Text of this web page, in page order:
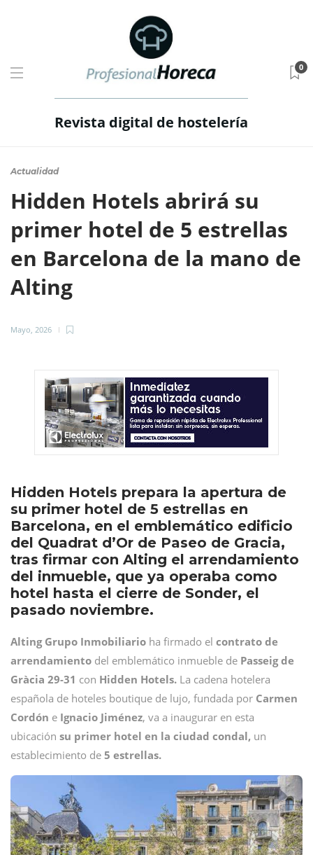
Revista digital de hostelería
0
Actualidad
Hidden Hotels abrirá su
primer hotel de 5 estrellas
en Barcelona de la mano de
Alting
Mayo, 2026
Hidden Hotels prepara la apertura de
su primer hotel de 5 estrellas en
Barcelona, en el emblemático edificio
del Quadrat d’Or de Paseo de Gracia,
tras firmar con Alting el arrendamiento
del inmueble, que ya operaba como
hotel hasta el cierre de Sonder, el
pasado noviembre.
Alting Grupo Inmobiliario ha firmado el contrato de
arrendamiento del emblemático inmueble de Passeig de
Gràcia 29-31 con Hidden Hotels. La cadena hotelera
española de hoteles boutique de lujo, fundada por Carmen
Cordón e Ignacio Jiménez, va a inaugurar en esta
ubicación su primer hotel en la ciudad condal, un
establecimiento de 5 estrellas.